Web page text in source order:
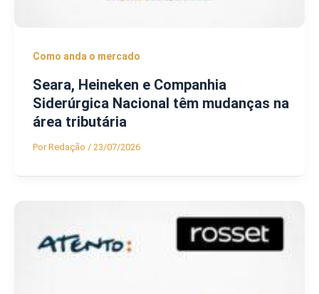
Como anda o mercado
Seara, Heineken e Companhia
Siderúrgica Nacional têm mudanças na
área tributária
PorRedação / 23/07/2026